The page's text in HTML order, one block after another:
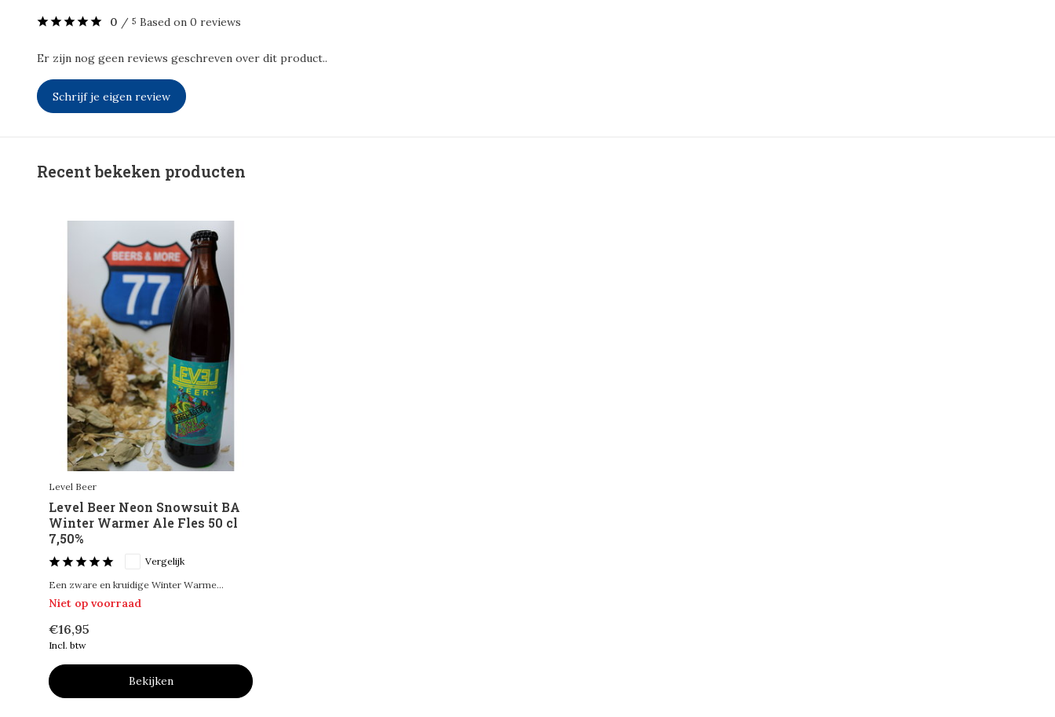
0 / 5 Based on 0 reviews
Er zijn nog geen reviews geschreven over dit product..
Schrijf je eigen review
Recent bekeken producten
Level Beer
Level Beer Neon Snowsuit BA
Winter Warmer Ale Fles 50 cl
7,50%
Vergelijk
Een zware en kruidige Winter Warme...
Niet op voorraad
€16,95
Incl. btw
Bekijken